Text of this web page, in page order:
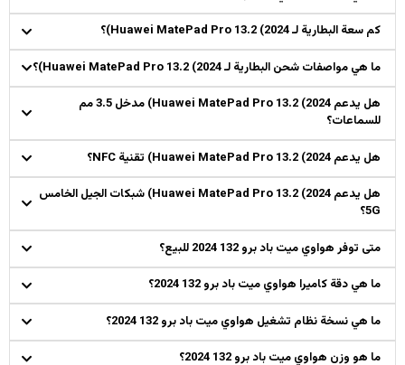
كم سعة البطارية لـ Huawei MatePad Pro 13.2 (2024)؟
ما هي مواصفات شحن البطارية لـ Huawei MatePad Pro 13.2 (2024)؟
هل يدعم Huawei MatePad Pro 13.2 (2024) مدخل 3.5 مم
للسماعات؟
هل يدعم Huawei MatePad Pro 13.2 (2024) تقنية NFC؟
هل يدعم Huawei MatePad Pro 13.2 (2024) شبكات الجيل الخامس
5G؟
متى توفر هواوي ميت باد برو 132 2024 للبيع؟
ما هي دقة كاميرا هواوي ميت باد برو 132 2024؟
ما هي نسخة نظام تشغيل هواوي ميت باد برو 132 2024؟
ما هو وزن هواوي ميت باد برو 132 2024؟